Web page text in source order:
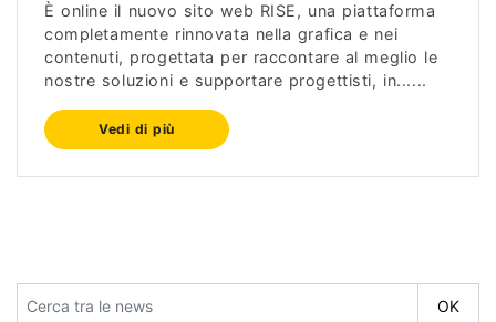
È online il nuovo sito web RISE, una piattaforma
completamente rinnovata nella grafica e nei
contenuti, progettata per raccontare al meglio le
nostre soluzioni e supportare progettisti, in......
Vedi di più